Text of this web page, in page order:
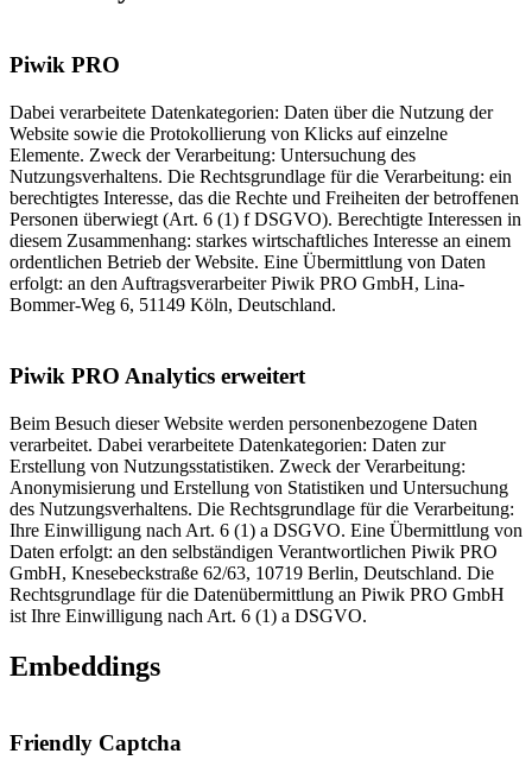
Piwik PRO
Dabei verarbeitete Datenkategorien: Daten über die Nutzung der
Website sowie die Protokollierung von Klicks auf einzelne
Elemente. Zweck der Verarbeitung: Untersuchung des
Nutzungsverhaltens. Die Rechtsgrundlage für die Verarbeitung: ein
berechtigtes Interesse, das die Rechte und Freiheiten der betroffenen
Personen überwiegt (Art. 6 (1) f DSGVO). Berechtigte Interessen in
diesem Zusammenhang: starkes wirtschaftliches Interesse an einem
ordentlichen Betrieb der Website. Eine Übermittlung von Daten
erfolgt: an den Auftragsverarbeiter Piwik PRO GmbH, Lina-
Bommer-Weg 6, 51149 Köln, Deutschland.
Piwik PRO Analytics erweitert
Beim Besuch dieser Website werden personenbezogene Daten
verarbeitet. Dabei verarbeitete Datenkategorien: Daten zur
Erstellung von Nutzungsstatistiken. Zweck der Verarbeitung:
Anonymisierung und Erstellung von Statistiken und Untersuchung
des Nutzungsverhaltens. Die Rechtsgrundlage für die Verarbeitung:
Ihre Einwilligung nach Art. 6 (1) a DSGVO. Eine Übermittlung von
Daten erfolgt: an den selbständigen Verantwortlichen Piwik PRO
GmbH, Knesebeckstraße 62/63, 10719 Berlin, Deutschland. Die
Rechtsgrundlage für die Datenübermittlung an Piwik PRO GmbH
ist Ihre Einwilligung nach Art. 6 (1) a DSGVO.
Embeddings
Friendly Captcha